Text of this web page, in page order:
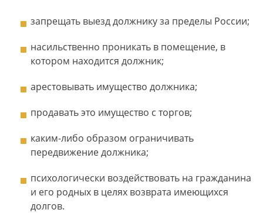
запрещать выезд должнику за пределы России;
насильственно проникать в помещение, в
котором находится должник;
арестовывать имущество должника;
продавать это имущество с торгов;
каким-либо образом ограничивать
передвижение должника;
психологически воздействовать на гражданина
и его родных в целях возврата имеющихся
долгов.